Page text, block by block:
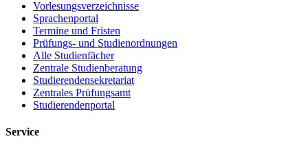
Vorlesungsverzeichnisse
Sprachenportal
Termine und Fristen
Prüfungs- und Studienordnungen
Alle Studienfächer
Zentrale Studienberatung
Studierendensekretariat
Zentrales Prüfungsamt
Studierendenportal
Service